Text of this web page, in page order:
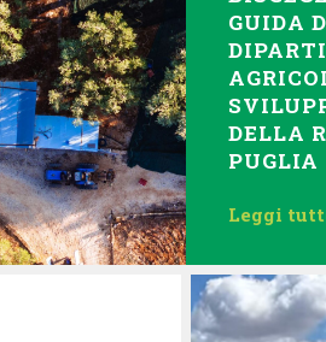
GUIDA
DELLA
PUGLIA
Leggi